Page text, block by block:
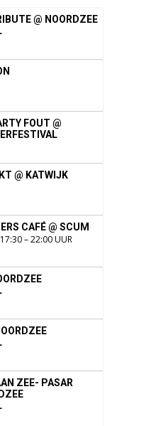
@ NOORDZEE
FOUT @
@ KATWIJK
CAFÉ @ SCUM
– 22:00 UUR
ZEE- PASAR